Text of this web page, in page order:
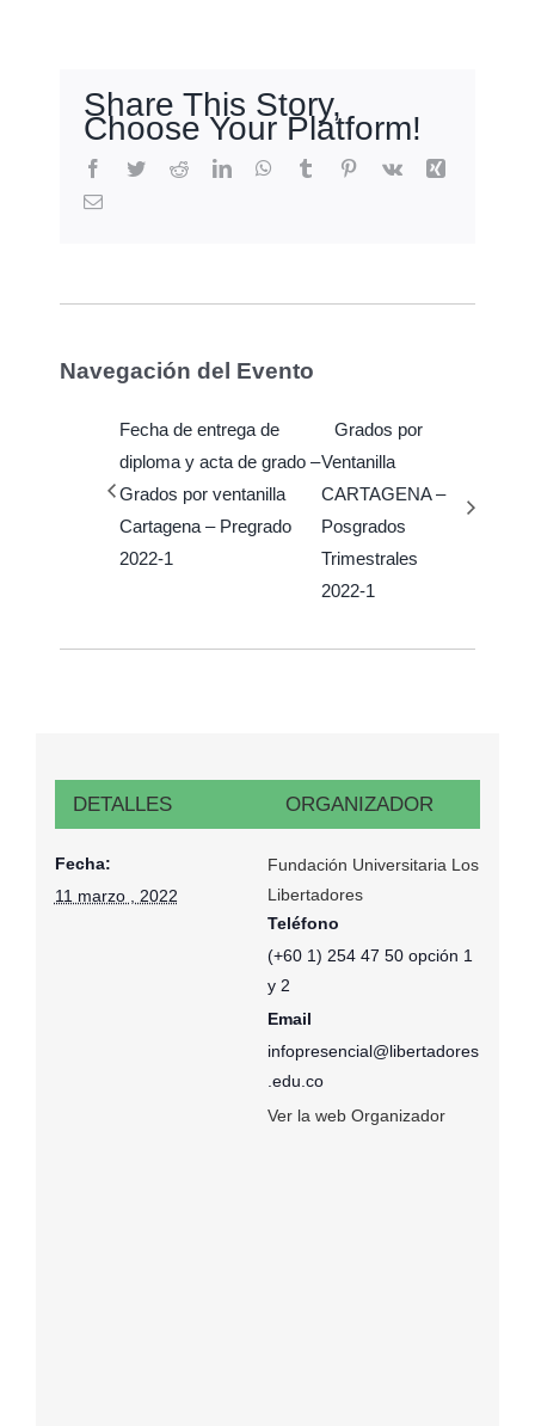
Share This Story,
Choose Your Platform!
Facebook
TwitterRedditLinkedInWhatsApp
Tumblr Pinterest
Vk
Xing
Email
Navegación del Evento
Fecha de entrega de
diploma y acta de grado –
Grados por ventanilla
Cartagena – Pregrado
2022-1
Grados por
Ventanilla
CARTAGENA –
Posgrados
Trimestrales
2022-1
DETALLES
Fecha:
11 marzo , 2022
ORGANIZADOR
Fundación Universitaria Los
Libertadores
Teléfono
(+60 1) 254 47 50 opción 1
y 2
Email
infopresencial@libertadores
.edu.co
Ver la web Organizador